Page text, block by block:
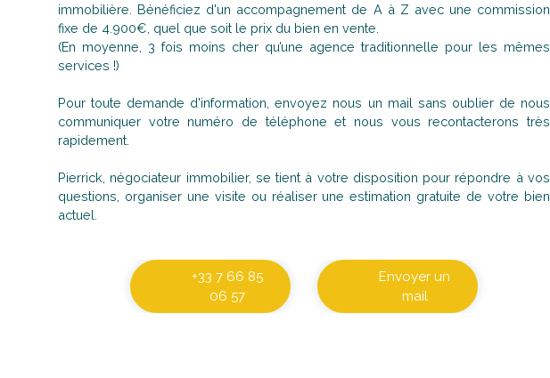
immobilière. Bénéficiez d'un accompagnement de A à Z avec une commission
fixe de 4.900€, quel que soit le prix du bien en vente.
(En moyenne, 3 fois moins cher qu’une agence traditionnelle pour les mêmes
services !)
Pour toute demande d'information, envoyez nous un mail sans oublier de nous
communiquer votre numéro de téléphone et nous vous recontacterons très
rapidement.
Pierrick, négociateur immobilier, se tient à votre disposition pour répondre à vos
questions, organiser une visite ou réaliser une estimation gratuite de votre bien
actuel.
+33 7 66 85
06 57
Envoyer un
mail